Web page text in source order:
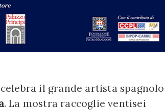
il grande artista spagnolo
. La mostra raccoglie ventisei